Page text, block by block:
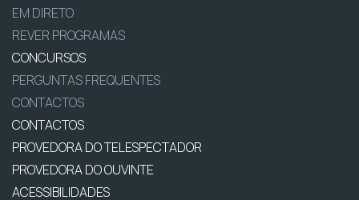
EM DIRETO
REVER PROGRAMAS
CONCURSOS
PERGUNTAS FREQUENTES
CONTACTOS
CONTACTOS
PROVEDORA DO TELESPECTADOR
PROVEDORA DO OUVINTE
ACESSIBILIDADES